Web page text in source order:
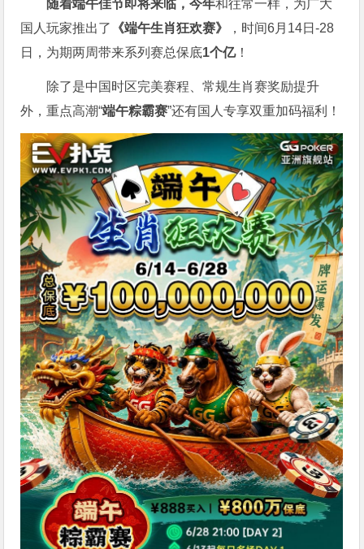
随着端午佳节即将来临，今年和往常一样，为广大
国人玩家推出了
《端午生肖狂欢赛》
，时间6月14日-28
日，为期两周带来系列赛总保底1个亿！
除了是中国时区完美赛程、常规生肖赛奖励提升
外，重点高潮“端午粽霸赛”还有国人专享双重加码福利！